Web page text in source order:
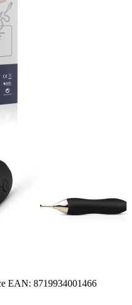
EAN: 8719934001466